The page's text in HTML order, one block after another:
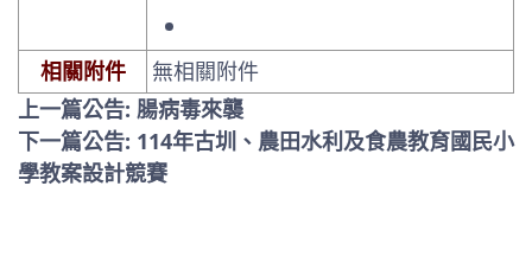
相關附件
無相關附件
上一篇公告: 腸病毒來襲
下一篇公告: 114年古圳、農田水利及食農教育國民小
學教案設計競賽